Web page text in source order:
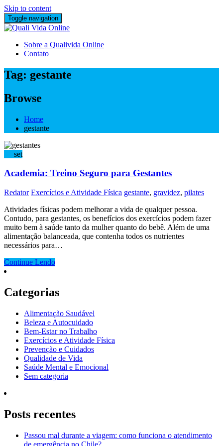
Skip to content
Toggle navigation
Sobre a Qualivida Online
Contato
Tag: gestante
Browse
Home
gestante
set
Academia: Treino Seguro para Gestantes
Redator Exercícios e Atividade Física gestante, gravidez, pilates
Atividades físicas podem melhorar a vida de qualquer pessoa.
Contudo, para gestantes, os benefícios dos exercícios podem fazer
muito bem à saúde tanto da mulher quanto do bebê. Além de uma
alimentação balanceada, que contenha todos os nutrientes
necessários para…
Continue Lendo
Categorias
Alimentação Saudável
Beleza e Autocuidado
Bem-Estar no Trabalho
Exercícios e Atividade Física
Prevenção e Cuidados
Qualidade de Vida
Saúde Mental e Emocional
Sem categoria
Posts recentes
Passou mal durante a viagem: como funciona o atendimento
de emergência no Chile?